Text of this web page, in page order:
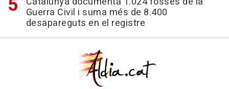
Guerra Civil i suma més de 8.400
desapareguts en el registre